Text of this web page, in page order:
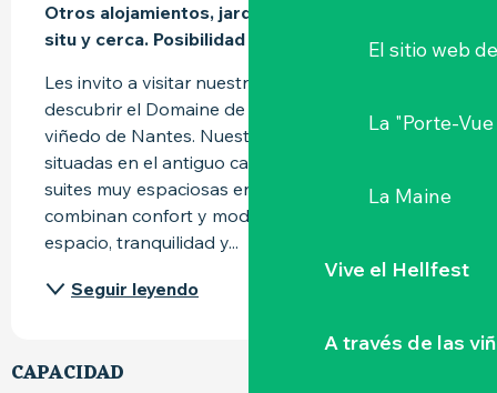
El sitio web
La "Porte-Vue
La Maine
Vive el Hellfest
A través de las
Otros alojamientos, jardín, piscina, actividad in
situ y cerca. Posibilidad de c
Les invito a visitar nuestra página web para
descubrir el Domaine de l'Ecorce, situado en el
viñedo de Nantes. Nuestras 3 habitaciones,
situadas en el antiguo caserío renovado y 2
suites muy espaciosas en el castillo del Dominio,
combinan confort y modernidad. Campo,
espacio, tranquilidad y...
Seguir leyendo
CAPACIDAD